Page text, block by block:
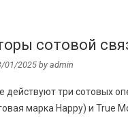
сотовой
01/2025 by admin
действуют три сотовых
марка Happy) и True